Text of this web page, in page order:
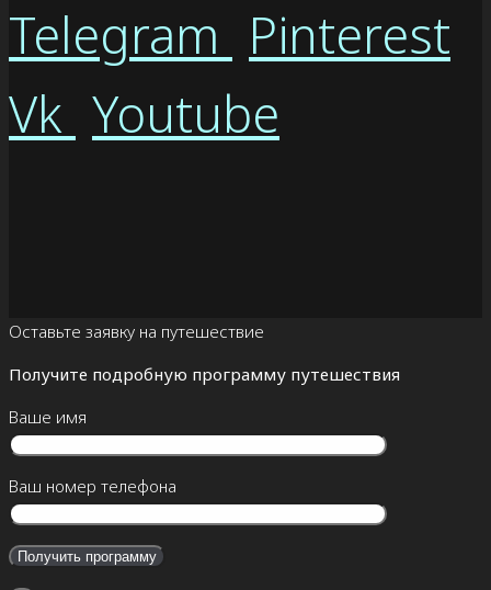
Telegram Pinterest
Vk Youtube
Оставьте заявку на путешествие
Получите подробную программу путешествия
Ваше имя
Ваш номер телефона